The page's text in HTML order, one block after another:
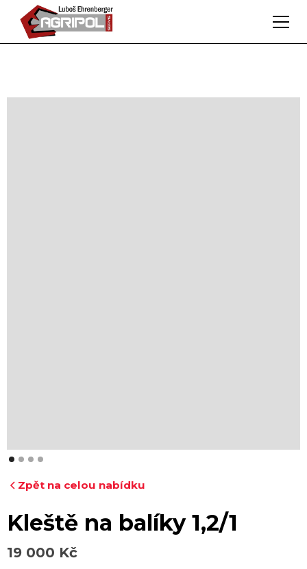
Zpět na celou nabídku
Kleště na balíky 1,2/1
19 000 Kč